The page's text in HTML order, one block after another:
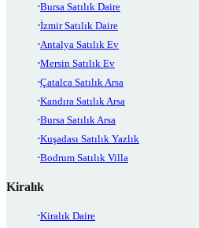
Bursa Satılık Daire
İzmir Satılık Daire
Antalya Satılık Ev
Mersin Satılık Ev
Çatalca Satılık Arsa
Kandıra Satılık Arsa
Bursa Satılık Arsa
Kuşadası Satılık Yazlık
Bodrum Satılık Villa
Kiralık
Kiralık Daire